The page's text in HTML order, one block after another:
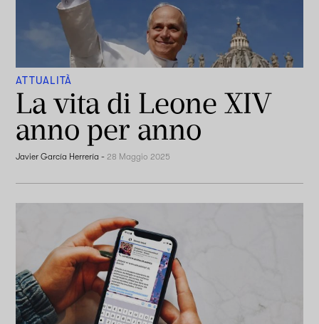
ATTUALITÀ
La vita di Leone XIV
anno per anno
Javier García Herrería -28 Maggio 2025